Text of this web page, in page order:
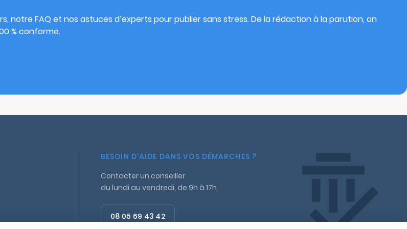
notre FAQ et nos astuces d’experts pour publier sans stress. De la rédaction à la parution, on
% conforme.
BESOIN D'AIDE DANS VOS DÉMARCHES ?
Contacter un conseiller
du lundi au vendredi, de 9h à 17h
08 05 69 43 42